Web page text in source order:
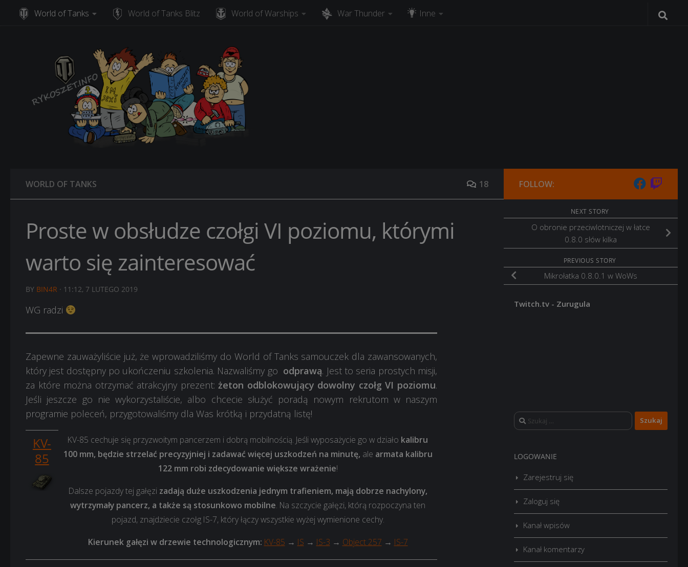
Skip to content
World of Tanks World of Tanks Blitz World of Warships War Thunder Inne
WORLD OF TANKS 18
Proste w obsłudze czołgi VI poziomu, którymi
warto się zainteresować
BY BIN4R · 11:12, 7 LUTEGO 2019
WG radzi
Zapewne zauważyliście już, że wprowadziliśmy do World of Tanks samouczek dla zawansowanych,
który jest dostępny po ukończeniu szkolenia. Nazwaliśmy go odprawą. Jest to seria prostych misji,
za które można otrzymać atrakcyjny prezent:żeton odblokowujący dowolny czołg VI poziomu.
Jeśli jeszcze go nie wykorzystaliście, albo chcecie służyć poradą nowym rekrutom w naszym
programie poleceń, przygotowaliśmy dla Was krótką i przydatną listę!
KV-
85
KV-85 cechuje się przyzwoitym pancerzem i dobrą mobilnością. Jeśli wyposażycie go w działo kalibru
100 mm, będzie strzelać precyzyjniej i zadawać więcej uszkodzeń na minutę, ale armata kalibru
122 mm robi zdecydowanie większe wrażenie!
Dalsze pojazdy tej gałęzi zadają duże uszkodzenia jednym trafieniem, mają dobrze nachylony,
wytrzymały pancerz, a także są stosunkowo mobilne. Na szczycie gałęzi, którą rozpoczyna ten
pojazd, znajdziecie czołg IS-7, który łączy wszystkie wyżej wymienione cechy.
Kierunek gałęzi w drzewie technologicznym: KV-85 → IS → IS-3 → Object 257 → IS-7
FOLLOW:
NEXT STORY
O obronie przeciwlotniczej w łatce
0.8.0 słów kilka
PREVIOUS STORY
Mikrołatka 0.8.0.1 w WoWs
Twitch.tv - Zurugula
Szukaj:
LOGOWANIE
Zarejestruj się
Zaloguj się
Kanał wpisów
Kanał komentarzy